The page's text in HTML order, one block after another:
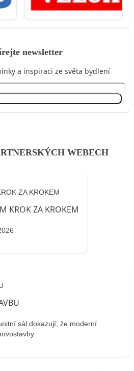
newsletter
a inspiraci ze světa bydlení
WEBECH
ZA KROKEM
sál dokazují, že moderní